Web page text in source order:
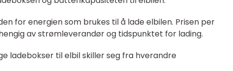
for energien som brukes til å lade elbilen. Prisen per
av strømleverandør og tidspunktet for lading.
ladebokser til elbil skiller seg fra hverandre